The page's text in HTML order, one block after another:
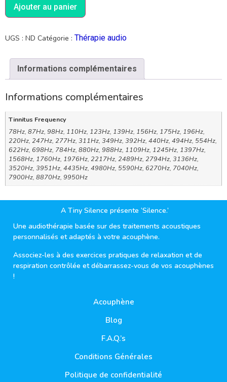
Ajouter au panier
UGS : ND Catégorie : Thérapie audio
Informations complémentaires
Informations complémentaires
Tinnitus Frequency
78Hz, 87Hz, 98Hz, 110Hz, 123Hz, 139Hz, 156Hz, 175Hz, 196Hz,
220Hz, 247Hz, 277Hz, 311Hz, 349Hz, 392Hz, 440Hz, 494Hz, 554Hz,
622Hz, 698Hz, 784Hz, 880Hz, 988Hz, 1109Hz, 1245Hz, 1397Hz,
1568Hz, 1760Hz, 1976Hz, 2217Hz, 2489Hz, 2794Hz, 3136Hz,
3520Hz, 3951Hz, 4435Hz, 4980Hz, 5590Hz, 6270Hz, 7040Hz,
7900Hz, 8870Hz, 9950Hz
A Tiny Silence présente ‘Silence.’
Une audiothérapie basée sur des traitements acoustiques
personnalisés et adaptés à votre acouphène.
Associez-les à des exercices pratiques de relaxation et de
respiration contrôlée et débarrassez-vous de vos acouphènes
!
Acouphène
Blog
F.A.Q.’s
Conditions Générales
Politique de confidentialité